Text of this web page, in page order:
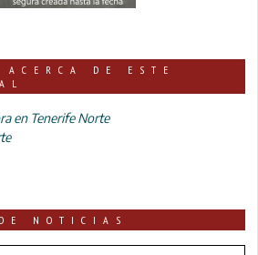
DE ESTE
en Tenerife Norte
NOTICIAS